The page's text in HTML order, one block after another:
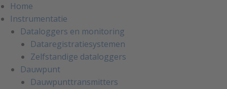
Home
Instrumentatie
Dataloggers en monitoring
Dataregistratiesystemen
Zelfstandige dataloggers
Dauwpunt
Dauwpunttransmitters